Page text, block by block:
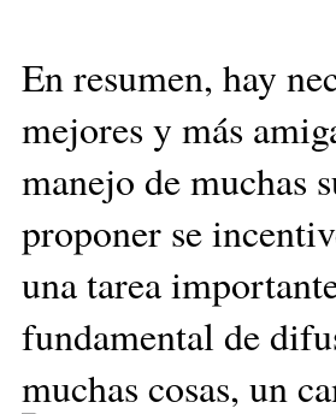
En resumen, hay
mejores y más
manejo de muchas
proponer se
una tarea
fundamental de
muchas cosas, un